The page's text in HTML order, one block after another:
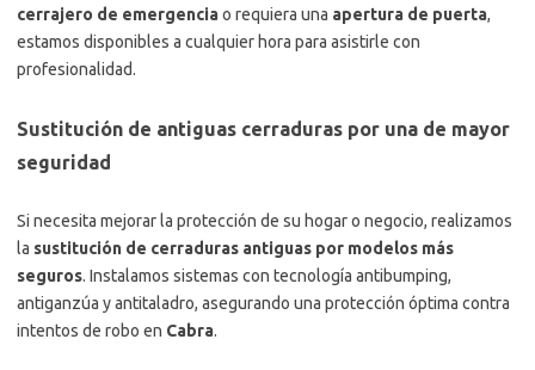
cerrajero de emergenciao requiera una apertura de puerta,
estamos disponibles a cualquier hora para asistirle con
profesionalidad.
Sustitución de antiguas cerraduras por una de mayor
seguridad
Si necesita mejorar la protección de su hogar o negocio, realizamos
la sustitución de cerraduras antiguas por modelos más
seguros. Instalamos sistemas con tecnología antibumping,
antiganzúa y antitaladro, asegurando una protección óptima contra
intentos de robo en Cabra.